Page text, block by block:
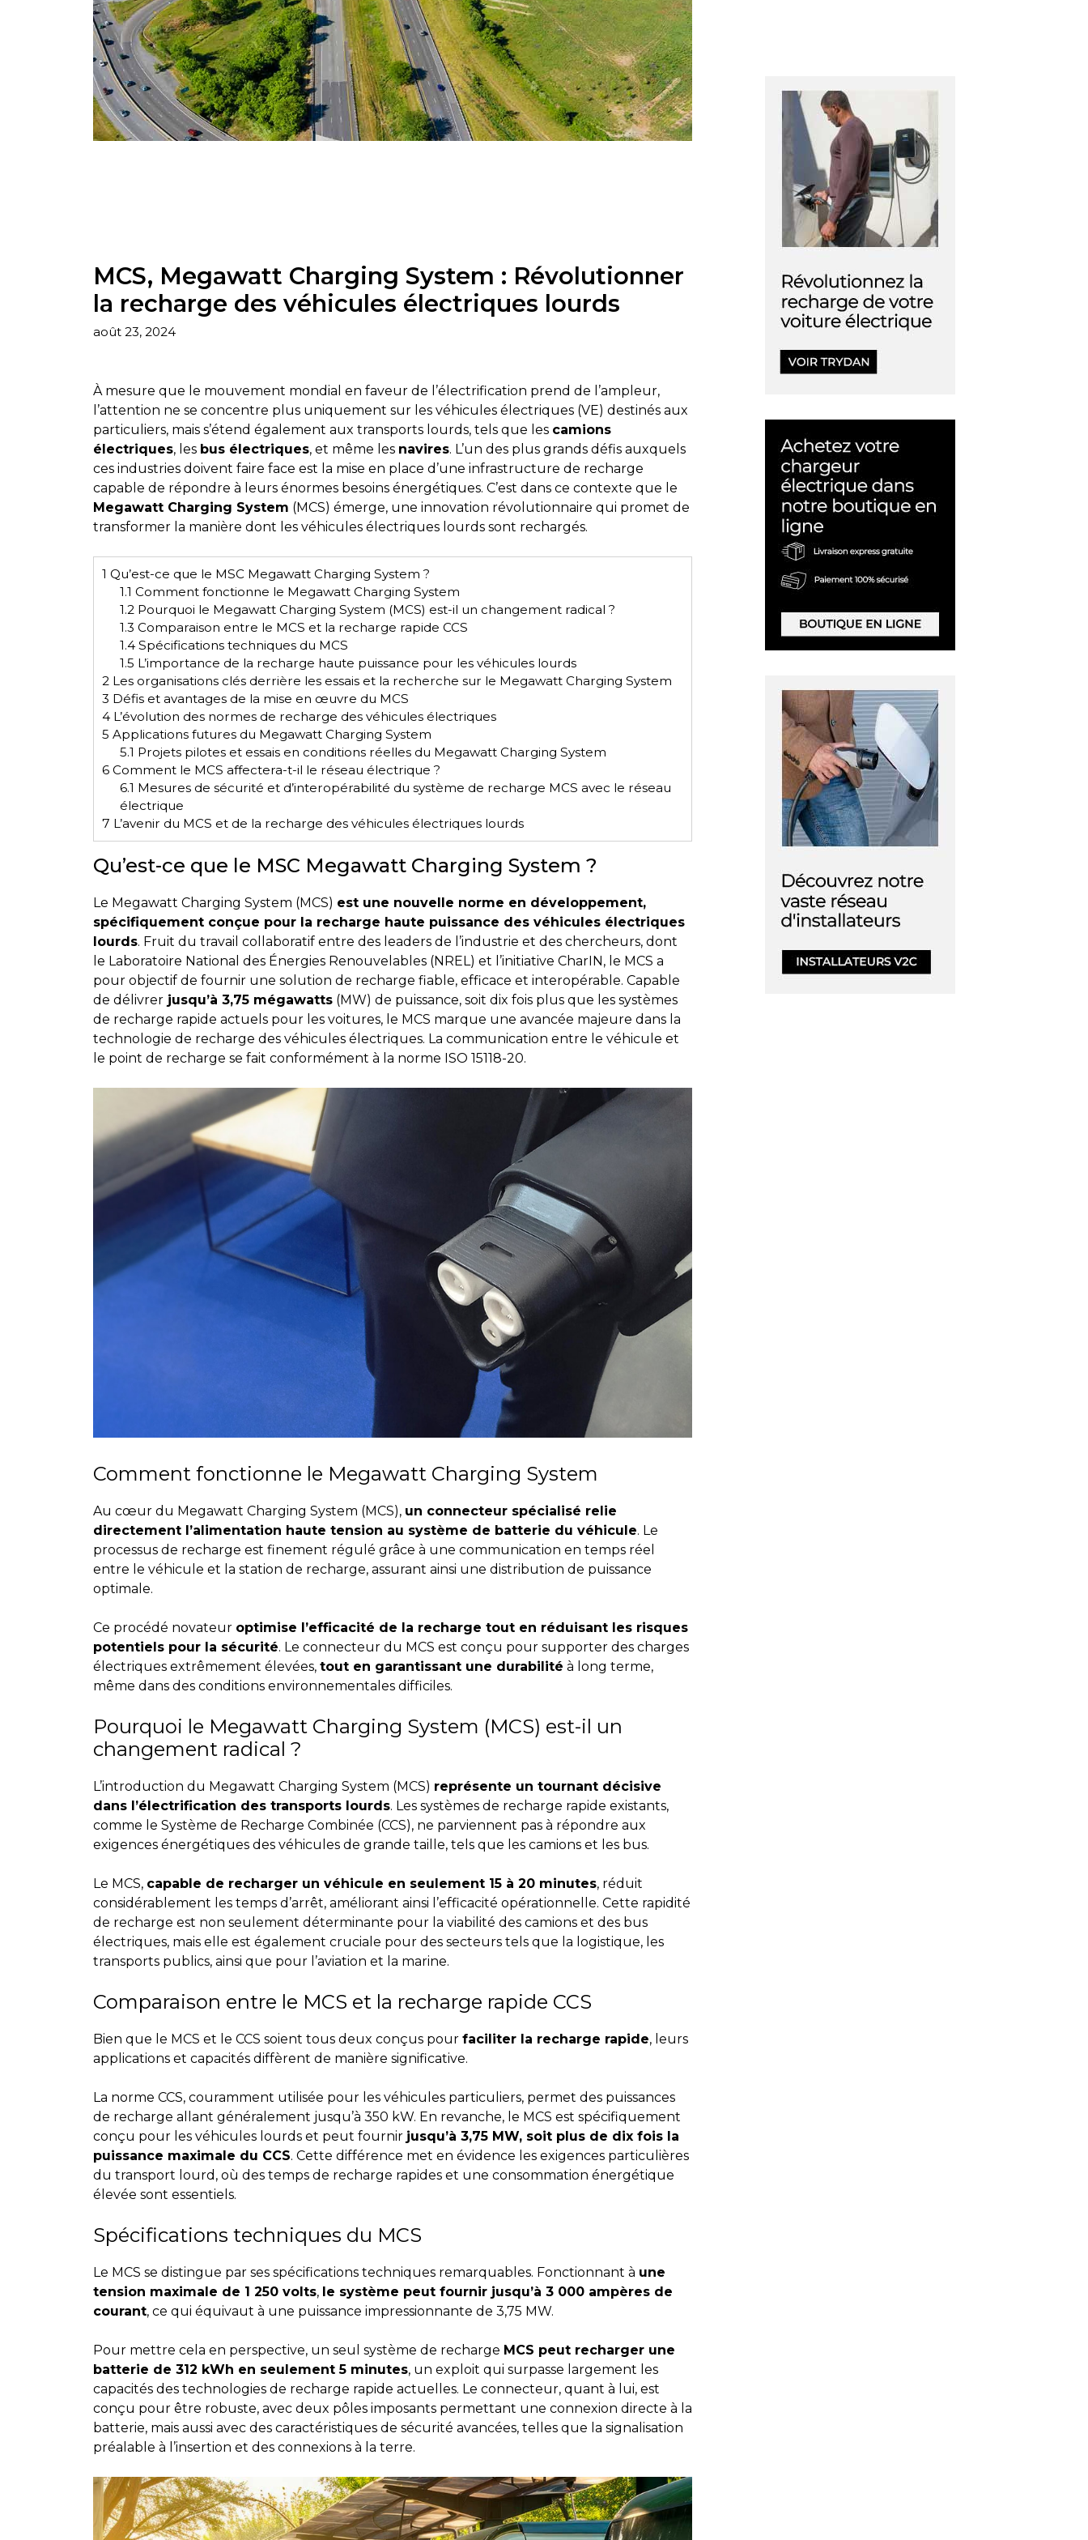
MCS, Megawatt Charging System : Révolutionner
la recharge des véhicules électriques lourds
août 23, 2024
À mesure que le mouvement mondial en faveur de l’électrification prend de l’ampleur,
l’attention ne se concentre plus uniquement sur les véhicules électriques (VE) destinés aux
particuliers, mais s’étend également aux transports lourds, tels que les camions
électriques, les bus électriques, et même les navires. L’un des plus grands défis auxquels
ces industries doivent faire face est la mise en place d’une infrastructure de recharge
capable de répondre à leurs énormes besoins énergétiques. C’est dans ce contexte que le
Megawatt Charging System (MCS) émerge, une innovation révolutionnaire qui promet de
transformer la manière dont les véhicules électriques lourds sont rechargés.
1 Qu’est-ce que le MSC Megawatt Charging System ?
1.1 Comment fonctionne le Megawatt Charging System
1.2 Pourquoi le Megawatt Charging System (MCS) est-il un changement radical ?
1.3 Comparaison entre le MCS et la recharge rapide CCS
1.4 Spécifications techniques du MCS
1.5 L’importance de la recharge haute puissance pour les véhicules lourds
2Les organisations clés derrière les essais et la recherche sur le Megawatt Charging System
3 Défis et avantages de la mise en œuvre du MCS
4L’évolution des normes de recharge des véhicules électriques
5 Applications futures du Megawatt Charging System
5.1 Projets pilotes et essais en conditions réelles du Megawatt Charging System
6Comment le MCS affectera-t-il le réseau électrique ?
6.1 Mesures de sécurité et d’interopérabilité du système de recharge MCS avec le réseau
électrique
7 L’avenir du MCS et de la recharge des véhicules électriques lourds
Qu’est-ce que le MSC Megawatt Charging System ?
Le Megawatt Charging System (MCS) est une nouvelle norme en développement,
spécifiquement conçue pour la recharge haute puissance des véhicules électriques
lourds. Fruit du travail collaboratif entre des leaders de l’industrie et des chercheurs, dont
le Laboratoire National des Énergies Renouvelables (NREL) et l’initiative CharIN, le MCS a
pour objectif de fournir une solution de recharge fiable, efficace et interopérable. Capable
de délivrerjusqu’à 3,75 mégawatts(MW) de puissance, soit dix fois plus que les systèmes
de recharge rapide actuels pour les voitures, le MCS marque une avancée majeure dans la
technologie de recharge des véhicules électriques. La communication entre le véhicule et
le point de recharge se fait conformément à la norme ISO 15118-20.
Comment fonctionne le Megawatt Charging System
Au cœur du Megawatt Charging System (MCS), un connecteur spécialisé relie
directement l’alimentation haute tension au système de batterie du véhicule. Le
processus de recharge est finement régulé grâce à une communication en temps réel
entre le véhicule et la station de recharge, assurant ainsi une distribution de puissance
optimale.
Ce procédé novateur optimise l’efficacité de la recharge tout en réduisant les risques
potentiels pour la sécurité. Le connecteur du MCS est conçu pour supporter des charges
électriques extrêmement élevées, tout en garantissant une durabilité à long terme,
même dans des conditions environnementales difficiles.
Pourquoi le Megawatt Charging System (MCS) est-il un
changement radical ?
L’introduction du Megawatt Charging System (MCS) représente un tournant décisive
dans l’électrification des transports lourds. Les systèmes de recharge rapide existants,
comme le Système de Recharge Combinée (CCS), ne parviennent pas à répondre aux
exigences énergétiques des véhicules de grande taille, tels que les camions et les bus.
Le MCS, capable de recharger un véhicule en seulement 15 à 20 minutes, réduit
considérablement les temps d’arrêt, améliorant ainsi l’efficacité opérationnelle. Cette rapidité
de recharge est non seulement déterminante pour la viabilité des camions et des bus
électriques, mais elle est également cruciale pour des secteurs tels que la logistique, les
transports publics, ainsi que pour l’aviation et la marine.
Comparaison entre le MCS et la recharge rapide CCS
Bien que le MCS et le CCS soient tous deux conçus pour faciliter la recharge rapide, leurs
applications et capacités diffèrent de manière significative.
La norme CCS, couramment utilisée pour les véhicules particuliers, permet des puissances
de recharge allant généralement jusqu’à 350 kW. En revanche, le MCS est spécifiquement
conçu pour les véhicules lourds et peut fournir jusqu’à 3,75 MW, soit plus de dix fois la
puissance maximale du CCS. Cette différence met en évidence les exigences particulières
du transport lourd, où des temps de recharge rapides et une consommation énergétique
élevée sont essentiels.
Spécifications techniques du MCS
Le MCS se distingue par ses spécifications techniques remarquables. Fonctionnant à une
tension maximale de 1 250 volts, le système peut fournir jusqu’à 3 000 ampères de
courant, ce qui équivaut à une puissance impressionnante de 3,75 MW.
Pour mettre cela en perspective, un seul système de recharge MCS peut recharger une
batterie de 312 kWh en seulement 5 minutes, un exploit qui surpasse largement les
capacités des technologies de recharge rapide actuelles. Le connecteur, quant à lui, est
conçu pour être robuste, avec deux pôles imposants permettant une connexion directe à la
batterie, mais aussi avec des caractéristiques de sécurité avancées, telles que la signalisation
préalable à l’insertion et des connexions à la terre.